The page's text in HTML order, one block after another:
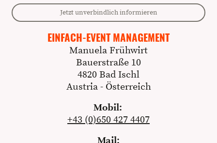
Jetzt unverbindlich informieren
EINFACH-EVENT MANAGEMENT
Manuela Frühwirt
Bauerstraße 10
4820 Bad Ischl
Austria - Österreich
Mobil:
+43 (0)650 427 4407